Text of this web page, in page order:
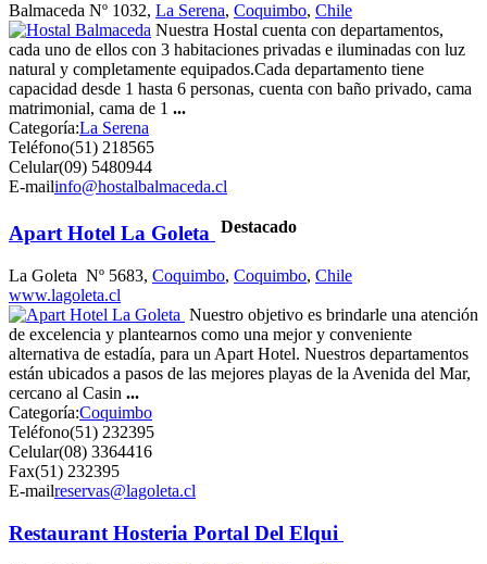
Balmaceda Nº 1032, La Serena, Coquimbo, Chile
Nuestra Hostal cuenta con departamentos,
cada uno de ellos con 3 habitaciones privadas e iluminadas con luz
natural y completamente equipados.Cada departamento tiene
capacidad desde 1 hasta 6 personas, cuenta con baño privado, cama
matrimonial, cama de 1 ...
Categoría:La Serena
Teléfono(51) 218565
Celular(09) 5480944
E-mailinfo@hostalbalmaceda.cl
Apart Hotel La Goleta Destacado
La Goleta Nº 5683, Coquimbo, Coquimbo, Chile
www.lagoleta.cl
Nuestro objetivo es brindarle una atención
de excelencia y plantearnos como una mejor y conveniente
alternativa de estadía, para un Apart Hotel. Nuestros departamentos
están ubicados a pasos de las mejores playas de la Avenida del Mar,
cercano al Casin ...
Categoría:Coquimbo
Teléfono(51) 232395
Celular(08) 3364416
Fax(51) 232395
E-mailreservas@lagoleta.cl
Restaurant Hosteria Portal Del Elqui